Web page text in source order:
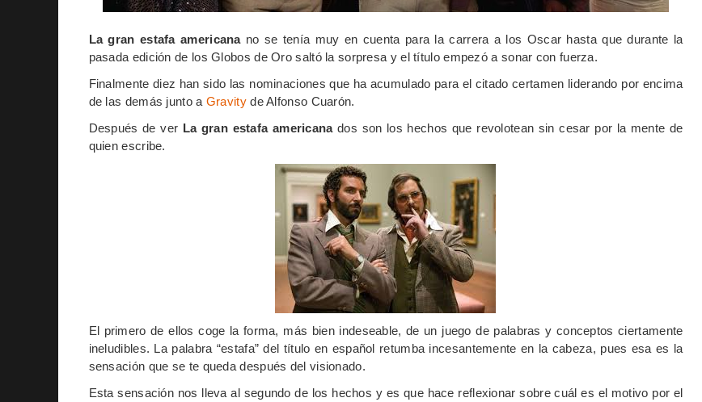
La gran estafa americanano se tenía muy en cuenta para la carrera a los Oscar hasta que durante la
pasada edición de los Globos de Oro saltó la sorpresa y el título empezó a sonar con fuerza.
Finalmente diez han sido las nominaciones que ha acumulado para el citado certamen liderando por encima
de las demás junto a Gravityde Alfonso Cuarón.
Después de ver La gran estafa americanados son los hechos que revolotean sin cesar por la mente de
quien escribe.
El primero de ellos coge la forma, más bien indeseable, de un juego de palabras y conceptos ciertamente
ineludibles. La palabra “estafa” del título en español retumba incesantemente en la cabeza, pues esa es la
sensación que se te queda después del visionado.
Esta sensación nos lleva al segundo de los hechos y es que hace reflexionar sobre cuál es el motivo por el